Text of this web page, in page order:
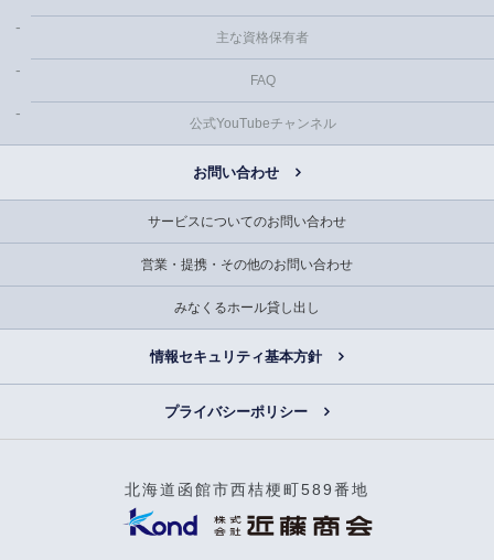
主な資格保有者
FAQ
公式YouTubeチャンネル
お問い合わせ
サービスについてのお問い合わせ
営業・提携・その他のお問い合わせ
みなくるホール貸し出し
情報セキュリティ基本方針
プライバシーポリシー
北海道函館市西桔梗町589番地